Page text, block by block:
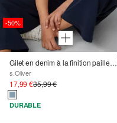
-50%
Gilet en denim à la finition pailletée
s.Oliver
17,99 €35,99 €
DURABLE